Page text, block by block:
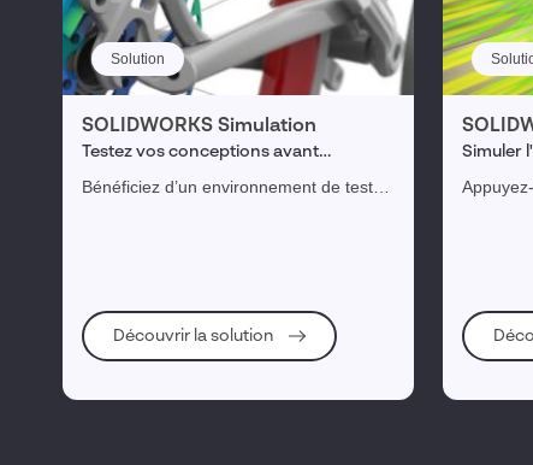
Solution
SOLIDWORKS Simulation
Testez vos conceptions avant
fabrication pour concevoir juste du
Bénéficiez d’un environnement de test
Découvrir la solution
Simuler